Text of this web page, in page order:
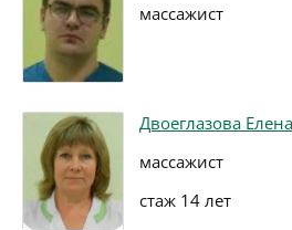
массажист
Двоеглазова
массажист
стаж 14 лет